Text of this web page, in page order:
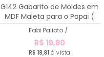
G142 Gabarito de Moldes em
MDF Maleta para o Papai (
Carregador de Celular)
Fabi Palioto /
R$ 19,80
R$ 18,81 à vista